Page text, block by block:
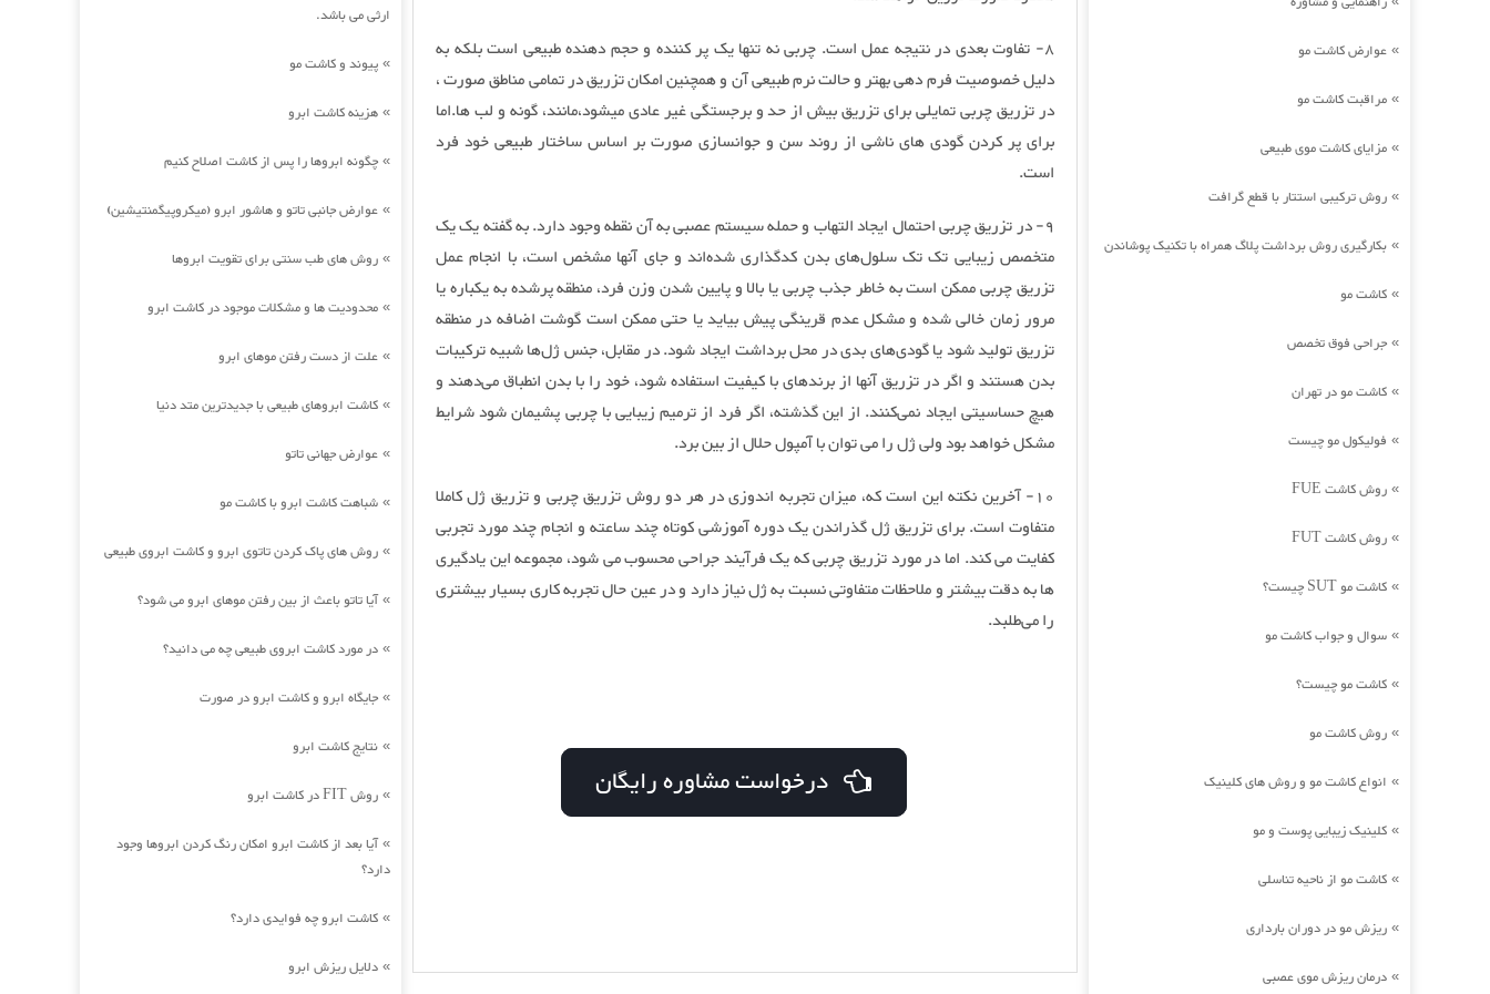
ارثی می باشد.
» پیوند و کاشت مو
» هزینه کاشت ابرو
» چگونه ابروها را پس از کاشت اصلاح کنیم
» عوارض جانبی تاتو و هاشور ابرو (میکروپیگمنتیشین)
» روش های طب سنتی برای تقویت ابروها
» محدودیت ها و مشکلات موجود در کاشت ابرو
» علت از دست رفتن موهای ابرو
» کاشت ابروهای طبیعی با جدیدترین متد دنیا
» عوارض جهانی تاتو
» شباهت کاشت ابرو با کاشت مو
» روش های پاک کردن تاتوی ابرو و کاشت ابروی طبیعی
»آیا تاتو باعث از بین رفتن موهای ابرو می شود؟
» در مورد کاشت ابروی طبیعی چه می دانید؟
» جایگاه ابرو و کاشت ابرو در صورت
» نتایج کاشت ابرو
» روش FIT در کاشت ابرو
»آیا بعد از کاشت ابرو امکان رنگ کردن ابروها وجود
دارد؟
» کاشت ابرو چه فوایدی دارد؟
» دلایل ریزش ابرو
8- تفاوت بعدی در نتیجه عمل است. چربی نه تنها یک پر کننده و حجم دهنده طبیعی است بلکه به
دلیل خصوصیت فرم دهی بهتر و حالت نرم طبیعی آن و همچنین امکان تزریق در تمامی مناطق صورت ،
در تزریق چربی تمایلی برای تزریق بیش از حد و برجستگی غیر عادی میشود،مانند، گونه و لب ها.اما
برای پر کردن گودی های ناشی از روند سن و جوانسازی صورت بر اساس ساختار طبیعی خود فرد
است.
9- در تزریق چربی احتمال ایجاد التهاب و حمله سیستم عصبی به آن نقطه وجود دارد. به گفته یک یک
متخصص زیبایی تک تک سلول‌های بدن کدگذاری شده‌اند و جای آنها مشخص است، با انجام عمل
تزریق چربی ممکن است به خاطر جذب چربی یا بالا و پایین شدن وزن فرد، منطقه پرشده به یکباره یا
مرور زمان خالی شده و مشکل عدم قرینگی پیش بیاید یا حتی ممکن است گوشت اضافه در منطقه
تزریق تولید شود یا گودی‌های بدی در محل برداشت ایجاد شود. در مقابل، جنس ژل‌ها شبیه ترکیبات
بدن هستند و اگر در تزریق آنها از برندهای با کیفیت استفاده شود، خود را با بدن انطباق می‌دهند و
هیچ حساسیتی ایجاد نمی‌کنند. از این گذشته، اگر فرد از ترمیم زیبایی با چربی پشیمان شود شرایط
مشکل خواهد بود ولی ژل را می توان با آمپول حلال از بین برد.
10- آخرین نکته این است که، میزان تجربه اندوزی در هر دو روش تزریق چربی و تزریق ژل کاملا
متفاوت است. برای تزریق ژل گذراندن یک دوره آموزشی کوتاه چند ساعته و انجام چند مورد تجربی
کفایت می کند. اما در مورد تزریق چربی که یک فرآیند جراحی محسوب می شود، مجموعه این یادگیری
ها به دقت بیشتر و ملاحظات متفاوتی نسبت به ژل نیاز دارد و در عین حال تجربه کاری بسیار بیشتری
را می‌طلبد.
درخواست مشاوره رایگان
» عوارض کاشت مو
» مراقبت کاشت مو
» مزایای کاشت موی طبیعی
» روش ترکیبی استتار با قطع گرافت
» بکارگیری روش برداشت پلاگ همراه با تکنیک پوشاندن
» کاشت مو
» جراحی فوق تخصص
» کاشت مو در تهران
» فولیکول مو چیست
» روش کاشت FUE
» روش کاشت FUT
» کاشت مو SUT چیست؟
» سوال و جواب کاشت مو
» کاشت مو چیست؟
» روش کاشت مو
» انواع کاشت مو و روش های کلینیک
» کلینیک زیبایی پوست و مو
» کاشت مو از ناحیه تناسلی
» ریزش مو در دوران بارداری
» درمان ریزش موی عصبی